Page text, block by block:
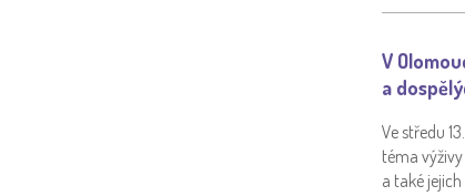
V
a
Ve středu
téma
a také